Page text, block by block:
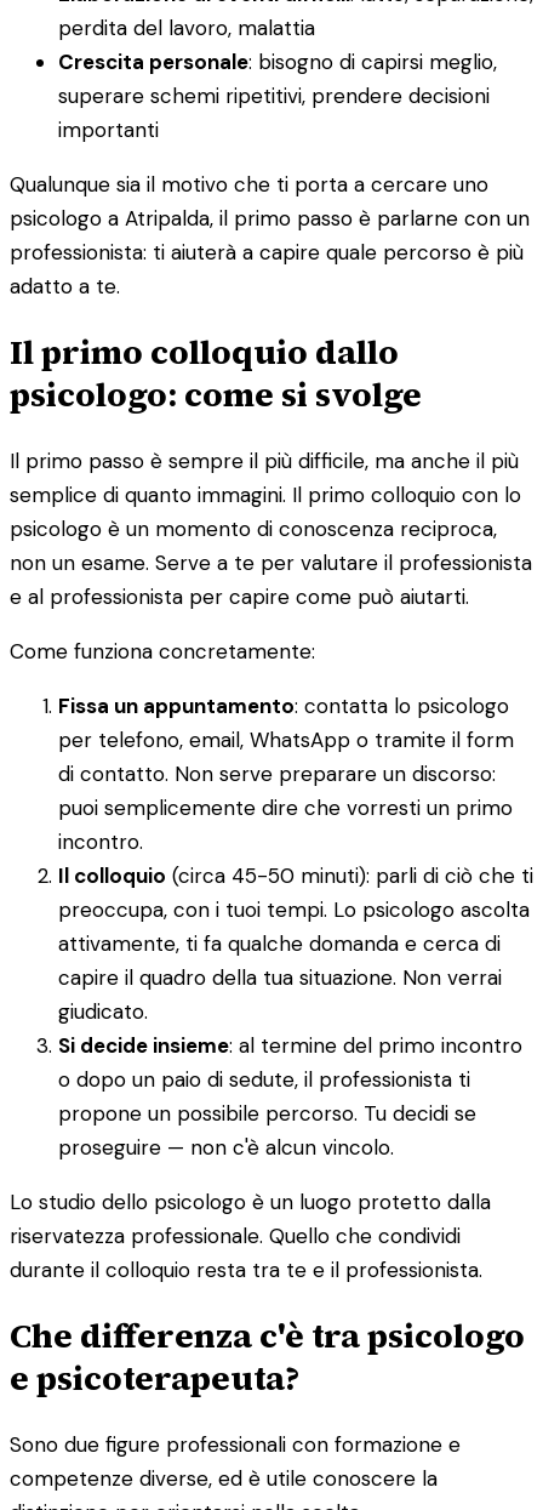
perdita del lavoro, malattia
Crescita personale: bisogno di capirsi meglio,
superare schemi ripetitivi, prendere decisioni
importanti
Qualunque sia il motivo che ti porta a cercare uno
psicologo a Atripalda, il primo passo è parlarne con un
professionista: ti aiuterà a capire quale percorso è più
adatto a te.
Il primo colloquio dallo
psicologo: come si svolge
Il primo passo è sempre il più difficile, ma anche il più
semplice di quanto immagini. Il primo colloquio con lo
psicologo è un momento di conoscenza reciproca,
non un esame. Serve a te per valutare il professionista
e al professionista per capire come può aiutarti.
Come funziona concretamente:
Fissa un appuntamento: contatta lo psicologo
per telefono, email, WhatsApp o tramite il form
di contatto. Non serve preparare un discorso:
puoi semplicemente dire che vorresti un primo
incontro.
Il colloquio (circa 45-50 minuti): parli di ciò che ti
preoccupa, con i tuoi tempi. Lo psicologo ascolta
attivamente, ti fa qualche domanda e cerca di
capire il quadro della tua situazione. Non verrai
giudicato.
Si decide insieme: al termine del primo incontro
o dopo un paio di sedute, il professionista ti
propone un possibile percorso. Tu decidi se
proseguire — non c'è alcun vincolo.
Lo studio dello psicologo è un luogo protetto dalla
riservatezza professionale. Quello che condividi
durante il colloquio resta tra te e il professionista.
Che differenza c'è tra psicologo
e psicoterapeuta?
Sono due figure professionali con formazione e
competenze diverse, ed è utile conoscere la